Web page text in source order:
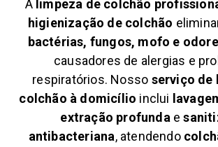
A limpeza de colchão
higienização de colchão
bactérias, fungos, mofo e
causadores de alergias e
respiratórios. Nosso serviço de
colchão à domicílio inclui
extração profunda e
antibacteriana, atendendo